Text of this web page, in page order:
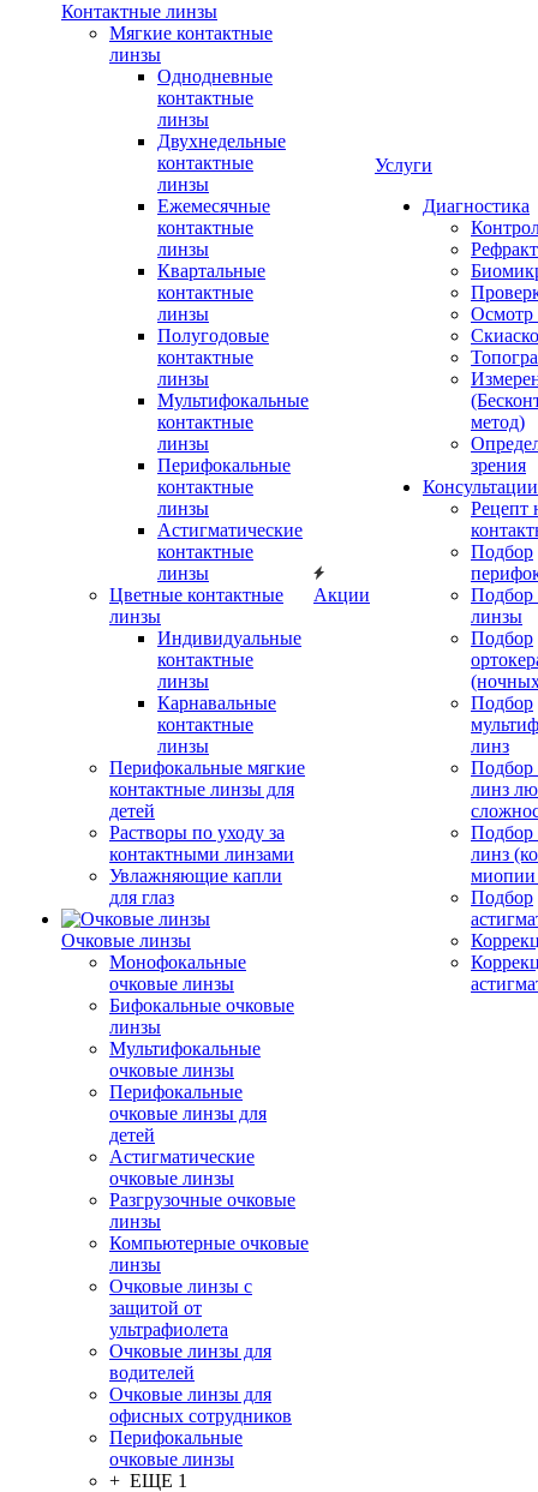
Контактные линзы
Мягкие контактные
линзы
Однодневные
контактные
линзы
Двухнедельные
контактные
линзы
Ежемесячные
контактные
линзы
Квартальные
контактные
линзы
Полугодовые
контактные
линзы
Мультифокальные
контактные
линзы
Перифокальные
контактные
линзы
Астигматические
контактные
линзы
Цветные контактные
линзы
Индивидуальные
контактные
линзы
Карнавальные
контактные
линзы
Перифокальные мягкие
контактные линзы для
детей
Растворы по уходу за
контактными линзами
Увлажняющие капли
для глаз
Очковые линзы
Монофокальные
очковые линзы
Бифокальные очковые
линзы
Мультифокальные
очковые линзы
Перифокальные
очковые линзы для
детей
Астигматические
очковые линзы
Разгрузочные очковые
линзы
Компьютерные очковые
линзы
Очковые линзы с
защитой от
ультрафиолета
Очковые линзы для
водителей
Очковые линзы для
офисных сотрудников
Перифокальные
очковые линзы
+ ЕЩЕ 1
Акции
Услуги
Диагностика
Осмотр
метод)
зрения
Рецепт
Подбор
Подбор
линзы
Подбор
Подбор
линз
Подбор
линз
Подбор
линз
миопии
Подбор